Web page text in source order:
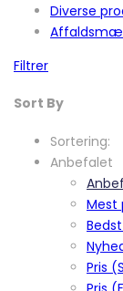
Diverse
Filtrer
Sort By
Sortering:
Anbefalet
Pris